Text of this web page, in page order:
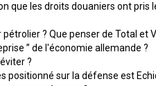
que les droits douaniers ont
pétrolier ? Que penser de Total et
’’ de l'économie allemande ?
?
positionné sur la défense est